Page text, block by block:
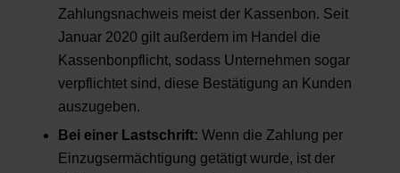
Zahlungsnachweis meist der Kassenbon. Seit
Januar 2020 gilt außerdem im Handel die
Kassenbonpflicht, sodass Unternehmen sogar
verpflichtet sind, diese Bestätigung an Kunden
auszugeben.
Bei einer Lastschrift: Wenn die Zahlung per
Einzugsermächtigung getätigt wurde, ist der